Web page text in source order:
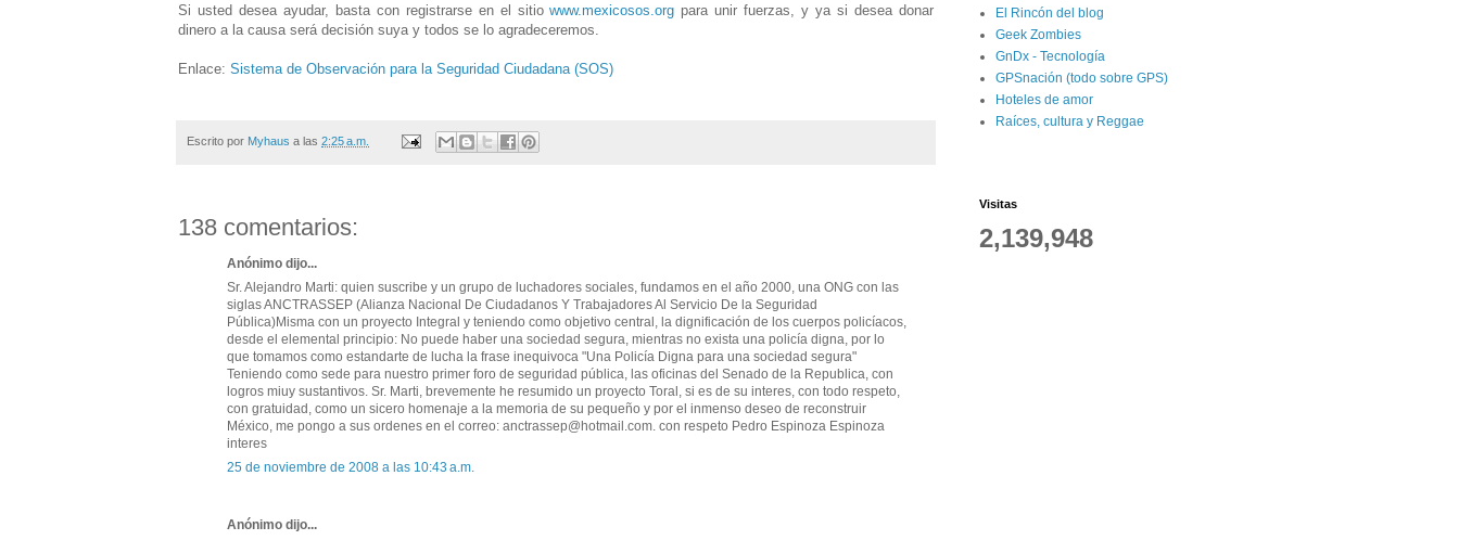
Si usted desea ayudar, basta con registrarse en el sitiowww.mexicosos.org para unir fuerzas, y ya si desea donar
dinero a la causa será decisión suya y todos se lo agradeceremos.
Enlace: Sistema de Observación para la Seguridad Ciudadana (SOS)
Escrito por Myhaus a las 2:25 a.m.
138 comentarios:
Anónimo dijo...
Sr. Alejandro Marti: quien suscribe y un grupo de luchadores sociales, fundamos en el año 2000, una ONG con las
siglas ANCTRASSEP (Alianza Nacional De Ciudadanos Y Trabajadores Al Servicio De la Seguridad
Pública)Misma con un proyecto Integral y teniendo como objetivo central, la dignificación de los cuerpos policíacos,
desde el elemental principio: No puede haber una sociedad segura, mientras no exista una policía digna, por lo
que tomamos como estandarte de lucha la frase inequivoca "Una Policía Digna para una sociedad segura"
Teniendo como sede para nuestro primer foro de seguridad pública, las oficinas del Senado de la Republica, con
logros miuy sustantivos. Sr. Marti, brevemente he resumido un proyecto Toral, si es de su interes, con todo respeto,
con gratuidad, como un sicero homenaje a la memoria de su pequeño y por el inmenso deseo de reconstruir
México, me pongo a sus ordenes en el correo: anctrassep@hotmail.com. con respeto Pedro Espinoza Espinoza
interes
25 de noviembre de 2008 a las 10:43 a.m.
Anónimo dijo...
El Rincón del blog
Geek Zombies
GnDx - Tecnología
GPSnación (todo sobre GPS)
Hoteles de amor
Raíces, cultura y Reggae
Visitas
2,139,948